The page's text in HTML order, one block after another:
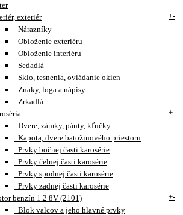
exteriér
+-
Nárazníky
Obloženie exteriéru
Obloženie interiéru
Sedadlá
Sklo, tesnenia, ovládanie okien
Znaky, loga a nápisy
Zrkadlá
+-
Dvere, zámky, pánty, kľučky
Kapota, dvere batožinového priestoru
Prvky bočnej časti karosérie
Prvky čelnej časti karosérie
Prvky spodnej časti karosérie
Prvky zadnej časti karosérie
benzín 1.2 8V (2101)
+-
Blok valcov a jeho hlavné prvky